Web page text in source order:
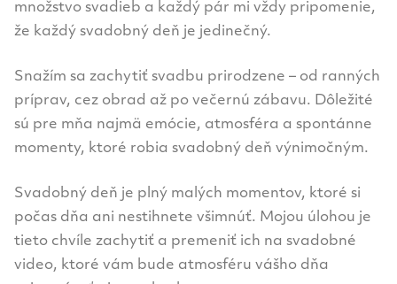
množstvo svadieb a každý pár mi vždy pripomenie,
že každý svadobný deň je jedinečný.
Snažím sa zachytiť svadbu prirodzene – od ranných
príprav, cez obrad až po večernú zábavu. Dôležité
sú pre mňa najmä emócie, atmosféra a spontánne
momenty, ktoré robia svadobný deň výnimočným.
Svadobný deň je plný malých momentov, ktoré si
počas dňa ani nestihnete všimnúť. Mojou úlohou je
tieto chvíle zachytiť a premeniť ich na svadobné
video, ktoré vám bude atmosféru vášho dňa